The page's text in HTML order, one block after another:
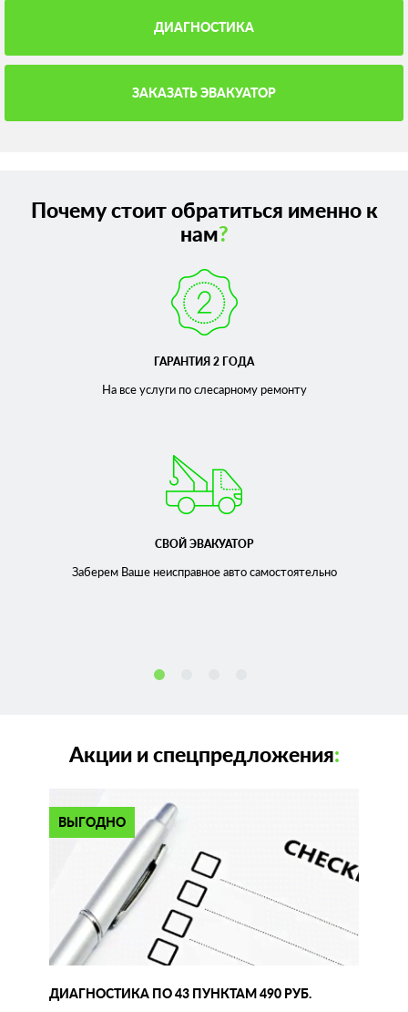
ДИАГНОСТИКА
ЗАКАЗАТЬ ЭВАКУАТОР
Почему стоит обратиться именно к
нам?
ГАРАНТИЯ 2 ГОДА
На все услуги по слесарномуремонту
СВОЙ ЭВАКУАТОР
Заберем Ваше неисправноеавто самостоятельно
Акции и спецпредложения:
ВЫГОДНО
ДИАГНОСТИКА ПО 43 ПУНКТАМ 490 РУБ.